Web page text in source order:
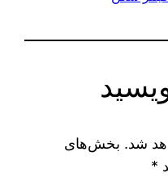
شد. بخش‌های
*